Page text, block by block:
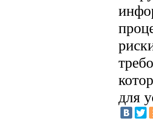
для